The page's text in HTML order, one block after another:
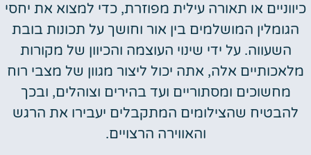
כיווניים או תאורה עילית מפוזרת, כדי למצוא את יחסי
הגומלין המושלמים בין אור וחושך על תכונות בובת
השעווה. על ידי שינוי העוצמה והכיוון של מקורות
מלאכותיים אלה, אתה יכול ליצור מגוון של מצבי רוח
מחשוכים ומסתוריים ועד בהירים וצוהלים, ובכך
להבטיח שהצילומים המתקבלים יעבירו את הרגש
והאווירה הרצויים.